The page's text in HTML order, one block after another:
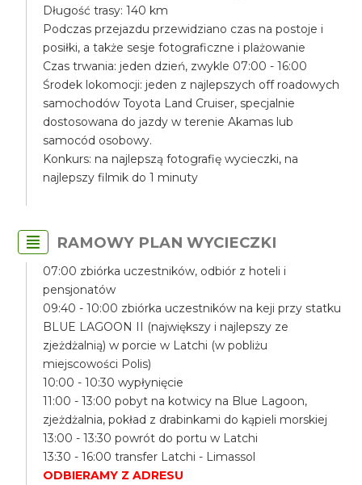
Długość trasy: 140 km
Podczas przejazdu przewidziano czas na postoje i
posiłki, a także sesje fotograficzne i plażowanie
Czas trwania: jeden dzień, zwykle 07:00 - 16:00
Środek lokomocji: jeden z najlepszych off roadowych
samochodów Toyota Land Cruiser, specjalnie
dostosowana do jazdy w terenie Akamas lub
samocód osobowy.
Konkurs: na najlepszą fotografię wycieczki, na
najlepszy filmik do 1 minuty
RAMOWY PLAN WYCIECZKI
07:00 zbiórka uczestników, odbiór z hoteli i
pensjonatów
09:40 - 10:00 zbiórka uczestników na keji przy statku
BLUE LAGOON II (największy i najlepszy ze
zjeżdżalnią) w porcie w Latchi (w pobliżu
miejscowości Polis)
10:00 - 10:30 wypłynięcie
11:00 - 13:00 pobyt na kotwicy na Blue Lagoon,
zjeżdżalnia, pokład z drabinkami do kąpieli morskiej
13:00 - 13:30 powrót do portu w Latchi
13:30 - 16:00 transfer Latchi - Limassol
ODBIERAMY Z ADRESU